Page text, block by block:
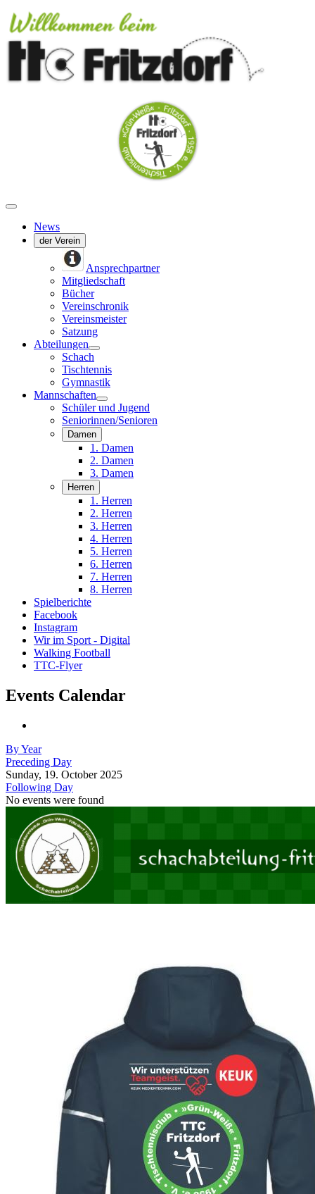
News
der Verein
Ansprechpartner
Mitgliedschaft
Bücher
Vereinschronik
Vereinsmeister
Satzung
Abteilungen
Schach
Tischtennis
Gymnastik
Mannschaften
Schüler und Jugend
Seniorinnen/Senioren
Damen
1. Damen
2. Damen
3. Damen
Herren
1. Herren
2. Herren
3. Herren
4. Herren
5. Herren
6. Herren
7. Herren
8. Herren
Spielberichte
Facebook
Instagram
Wir im Sport - Digital
Walking Football
TTC-Flyer
Events Calendar
By Year
Preceding Day
Sunday, 19. October 2025
Following Day
No events were found